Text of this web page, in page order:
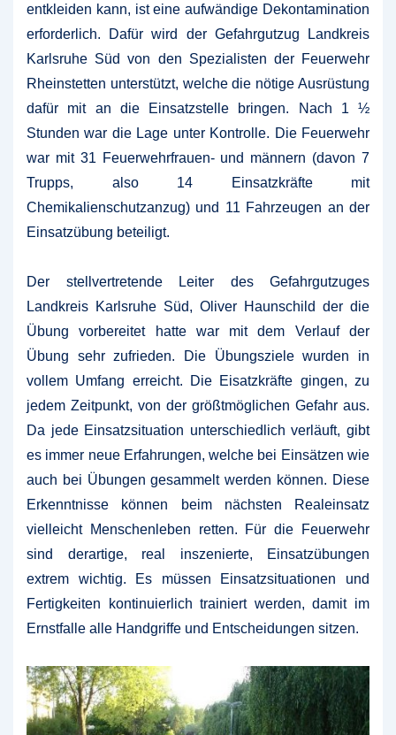
entkleiden kann, ist eine aufwändige Dekontamination
erforderlich. Dafür wird der Gefahrgutzug Landkreis
Karlsruhe Süd von den Spezialisten der Feuerwehr
Rheinstetten unterstützt, welche die nötige Ausrüstung
dafür mit an die Einsatzstelle bringen. Nach 1 ½
Stunden war die Lage unter Kontrolle. Die Feuerwehr
war mit 31 Feuerwehrfrauen- und männern (davon 7
Trupps, also 14 Einsatzkräfte mit
Chemikalienschutzanzug) und 11 Fahrzeugen an der
Einsatzübung beteiligt.
Der stellvertretende Leiter des Gefahrgutzuges
Landkreis Karlsruhe Süd, Oliver Haunschild der die
Übung vorbereitet hatte war mit dem Verlauf der
Übung sehr zufrieden. Die Übungsziele wurden in
vollem Umfang erreicht. Die Eisatzkräfte gingen, zu
jedem Zeitpunkt, von der größtmöglichen Gefahr aus.
Da jede Einsatzsituation unterschiedlich verläuft, gibt
es immer neue Erfahrungen, welche bei Einsätzen wie
auch bei Übungen gesammelt werden können. Diese
Erkenntnisse können beim nächsten Realeinsatz
vielleicht Menschenleben retten. Für die Feuerwehr
sind derartige, real inszenierte, Einsatzübungen
extrem wichtig. Es müssen Einsatzsituationen und
Fertigkeiten kontinuierlich trainiert werden, damit im
Ernstfalle alle Handgriffe und Entscheidungen sitzen.